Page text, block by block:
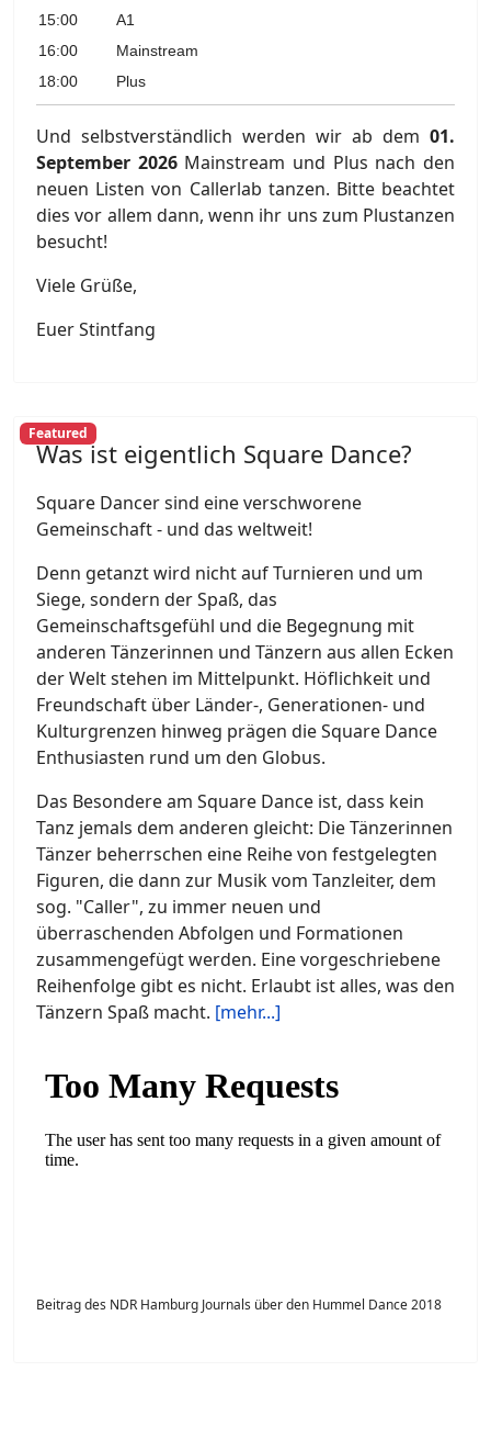
15:00
A1
16:00
Mainstream
18:00
Plus
Und selbstverständlich werden wir ab dem 01.
September 2026Mainstream und Plus nach den
neuen Listen von Callerlab tanzen. Bitte beachtet
dies vor allem dann, wenn ihr uns zum Plustanzen
besucht!
Viele Grüße,
Euer Stintfang
Featured
Was ist eigentlich Square Dance?
Square Dancer sind eine verschworene
Gemeinschaft - und das weltweit!
Denn getanzt wird nicht auf Turnieren und um
Siege, sondern der Spaß, das
Gemeinschaftsgefühl und die Begegnung mit
anderen Tänzerinnen und Tänzern aus allen Ecken
der Welt stehen im Mittelpunkt. Höflichkeit und
Freundschaft über Länder-, Generationen- und
Kulturgrenzen hinweg prägen die Square Dance
Enthusiasten rund um den Globus.
Das Besondere am Square Dance ist, dass kein
Tanz jemals dem anderen gleicht: Die Tänzerinnen
Tänzer beherrschen eine Reihe von festgelegten
Figuren, die dann zur Musik vom Tanzleiter, dem
sog. "Caller", zu immer neuen und
überraschenden Abfolgen und Formationen
zusammengefügt werden. Eine vorgeschriebene
Reihenfolge gibt es nicht. Erlaubt ist alles, was den
Tänzern Spaß macht. [mehr...]
Beitrag des NDR Hamburg Journals über den Hummel Dance 2018